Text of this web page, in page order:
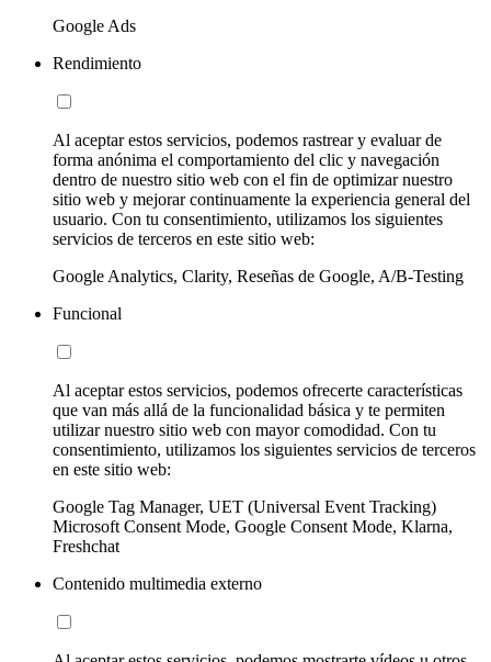
Google Ads
Rendimiento
Al aceptar estos servicios, podemos rastrear y evaluar de
forma anónima el comportamiento del clic y navegación
dentro de nuestro sitio web con el fin de optimizar nuestro
sitio web y mejorar continuamente la experiencia general del
usuario. Con tu consentimiento, utilizamos los siguientes
servicios de terceros en este sitio web:
Google Analytics, Clarity, Reseñas de Google, A/B-Testing
Funcional
Al aceptar estos servicios, podemos ofrecerte características
que van más allá de la funcionalidad básica y te permiten
utilizar nuestro sitio web con mayor comodidad. Con tu
consentimiento, utilizamos los siguientes servicios de terceros
en este sitio web:
Google Tag Manager, UET (Universal Event Tracking)
Microsoft Consent Mode, Google Consent Mode, Klarna,
Freshchat
Contenido multimedia externo